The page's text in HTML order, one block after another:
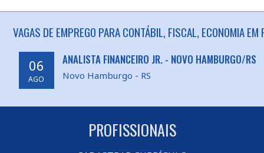
VAGAS DE EMPREGO PARA CONTÁBIL, FISCAL, ECONOMIA EM
06
AGO
ANALISTA FINANCEIRO JR. - NOVO HAMBURGO/RS
Novo Hamburgo - RS
PROFISSIONAIS